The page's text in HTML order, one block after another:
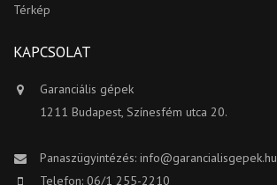
Térkép
KAPCSOLAT
Garanciális gépek
1211 Budapest, Színesfém utca 20.
Panaszügyintézés: info@garancialisgepek.hu
Telefon: 06/1 255-2210